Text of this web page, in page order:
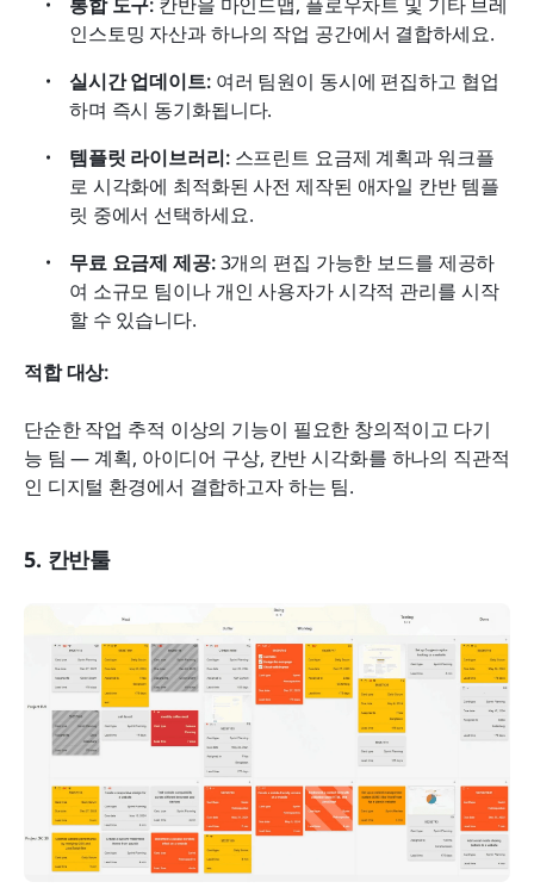
인스토밍 자산과 하나의 작업 공간에서 결합하세요.
실시간 업데이트: 여러 팀원이 동시에 편집하고 협업
하며 즉시 동기화됩니다.
템플릿 라이브러리: 스프린트 요금제 계획과 워크플
로 시각화에 최적화된 사전 제작된 애자일 칸반 템플
릿 중에서 선택하세요.
무료 요금제 제공: 3개의 편집 가능한 보드를 제공하
여 소규모 팀이나 개인 사용자가 시각적 관리를 시작
할 수 있습니다.
적합 대상:
단순한 작업 추적 이상의 기능이 필요한 창의적이고 다기
능 팀 — 계획, 아이디어 구상, 칸반 시각화를 하나의 직관적
인 디지털 환경에서 결합하고자 하는 팀.
5. 칸반툴